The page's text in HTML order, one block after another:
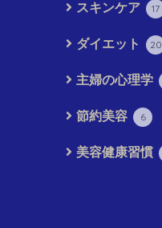
スキンケア 17
ダイエット 20
主婦の心理学
節約美容 6
美容健康習慣